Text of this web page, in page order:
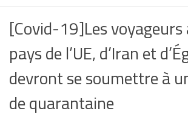
[Covid-19]Les
pays de l’UE, d’Iran et
devront se soumettre à
de quarantaine